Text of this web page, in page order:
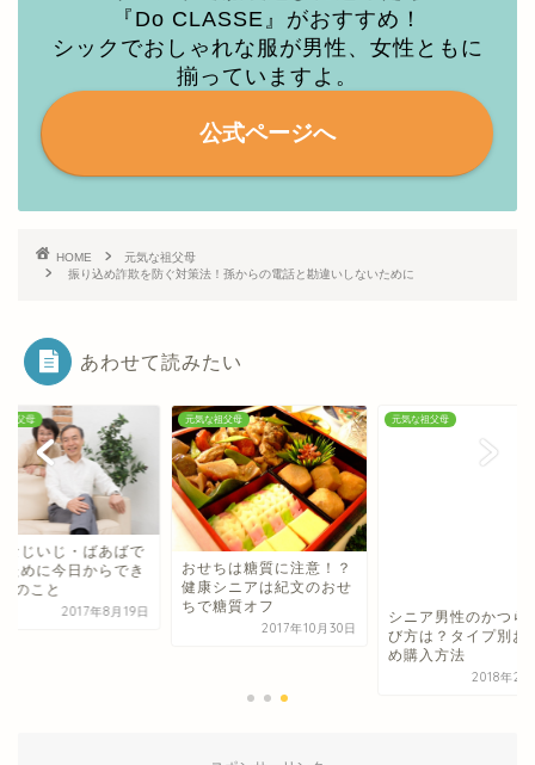
『Do CLASSE』がおすすめ！
シックでおしゃれな服が男性、女性ともに
揃っていますよ。
公式ページへ
HOME
元気な祖父母
振り込め詐欺を防ぐ対策法！孫からの電話と勘違いしないために
あわせて読みたい
祖父母
なじいじ・ばあばで
ために今日からでき
のこと
2017年8月19日
元気な祖父母
おせちは糖質に注意！？
健康シニアは紀文のおせ
ちで糖質オフ
2017年10月30日
元気な祖父母
め購入方法
2018年2